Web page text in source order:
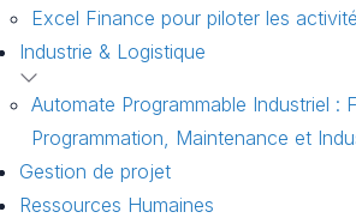
Excel Finance pour piloter les
Industrie & Logistique
Automate Programmable Industriel :
Programmation, Maintenance et
Gestion de projet
Ressources Humaines